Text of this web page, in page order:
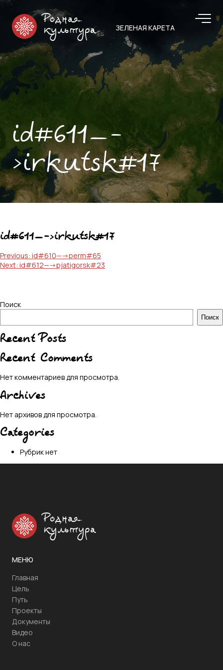
Родная
культура
ЗЕЛЕНАЯ КАРЕТА
id#611—-
>irkutsk#17
id#611—->irkutsk#17
Навигация
по
Previous: id#610—->perm#65
Next: id#612—->pjatigorsk#23
Поиск
Поиск
Recent Posts
Recent Comments
Нет комментариев для просмотра.
Archives
Нет архивов для просмотра.
Categories
Рубрик нет
Родная
культура
МЕНЮ
Главная
Цель
Путь
Проекты
Документы
Видео
О нас